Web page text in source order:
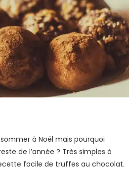
à Noël mais pourquoi
de l’année ? Très simples à
facile de truffes au chocolat.